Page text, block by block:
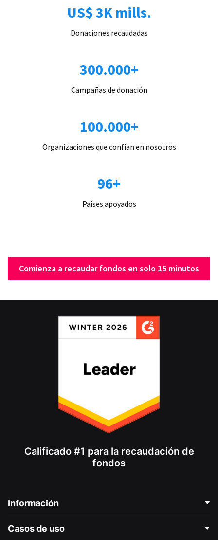
US$ 3K mills.
Donaciones recaudadas
300.000+
Campañas de donación
100.000+
Organizaciones que confían en nosotros
96+
Países apoyados
Comienza a recaudar fondos en solo 15 minutos
Calificado #1 para la recaudación de
fondos
Información
Acerca de nosotros
Casos de uso